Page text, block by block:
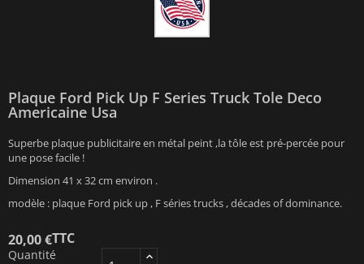
Plaque Ford Pick Up F Series Truck Tole Deco
Americaine Usa
Superbe plaque publicitaire en métal peint ,la tôle est pré-percée pour
une pose facile !
Dimension 41 x 32 cm environ .
modèle : plaque Ford pick up , F séries trucks , décades of dominance.
20,00 €TTC
Quantité